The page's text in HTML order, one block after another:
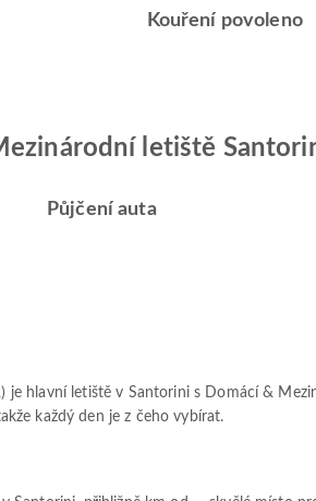
Kouření povoleno
letiště
Půjčení auta
je hlavní letiště v Santorini s Domácí &
každý den je z čeho vybírat.